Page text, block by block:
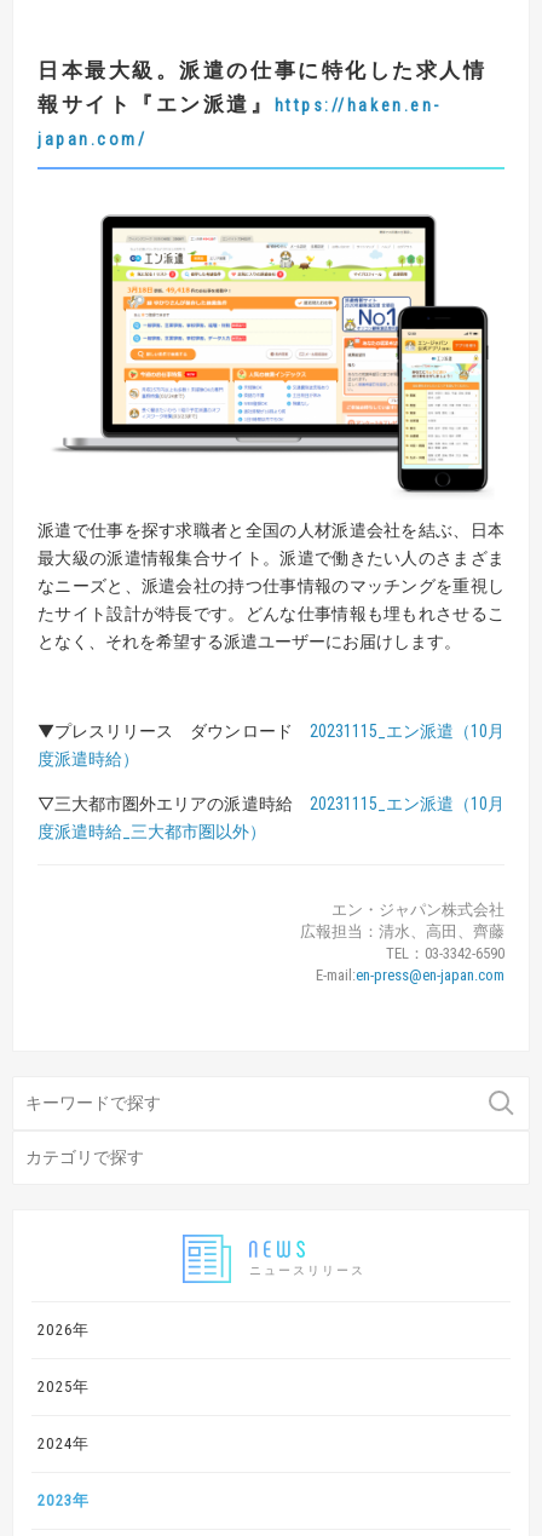
ニュースリリース
2026年
2025年
2024年
2023年
日本最大級。派遣の仕事に特化した求人情
報サイト
『 エン派遣 』
https://haken.en-
japan.com/
派遣で仕事を探す求職者と全国の人材派遣会社を結ぶ、日本
最大級の派遣情報集合サイト。派遣で働きたい人のさまざま
なニーズと、派遣会社の持つ仕事情報のマッチングを重視し
たサイト設計が特長です。どんな仕事情報も埋もれさせるこ
となく、それを希望する派遣ユーザーにお届けします。
▼プレスリリース ダウンロード 20231115_エン派遣（10月
度派遣時給）
▽三大都市圏外エリアの派遣時給 20231115_エン派遣（10月
度派遣時給_三大都市圏以外）
エン・ジャパン株式会社
広報担当：清水、高田、齊藤
TEL：03-3342-6590
E-mail:en-press@en-japan.com